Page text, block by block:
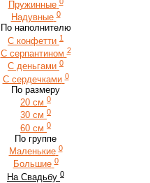
Пружинные
Надувные 0
По наполнителю
С конфетти 1
С серпантином 2
С деньгами 0
С сердечками 0
По размеру
20 см 0
30 см 0
60 см 0
По группе
Маленькие 0
Большие 0
На Свадьбу 0